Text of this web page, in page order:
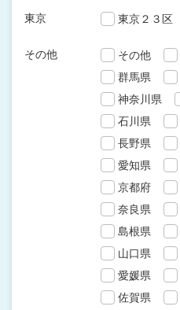
東京 東京２３区
その他 その他
群馬県
神奈川県
石川県
長野県
愛知県
京都府
奈良県
島根県
山口県
愛媛県
佐賀県